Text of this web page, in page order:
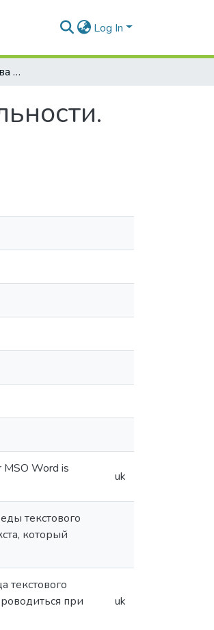
Log In
Программные средства для редакторской деятельности. Поиск и анализ фрагментов текста
MSO Word is
uk
текстового
который
текстового
при
uk